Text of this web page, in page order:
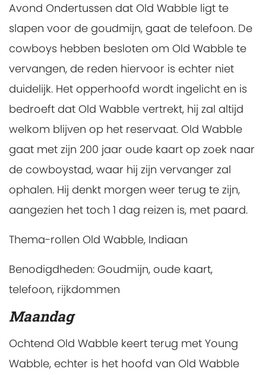
Avond Ondertussen dat Old Wabble ligt te
slapen voor de goudmijn, gaat de telefoon. De
cowboys hebben besloten om Old Wabble te
vervangen, de reden hiervoor is echter niet
duidelijk. Het opperhoofd wordt ingelicht en is
bedroeft dat Old Wabble vertrekt, hij zal altijd
welkom blijven op het reservaat. Old Wabble
gaat met zijn 200 jaar oude kaart op zoek naar
de cowboystad, waar hij zijn vervanger zal
ophalen. Hij denkt morgen weer terug te zijn,
aangezien het toch 1 dag reizen is, met paard.
Thema-rollen Old Wabble, Indiaan
Benodigdheden: Goudmijn, oude kaart,
telefoon, rijkdommen
Maandag
Ochtend Old Wabble keert terug met Young
Wabble, echter is het hoofd van Old Wabble